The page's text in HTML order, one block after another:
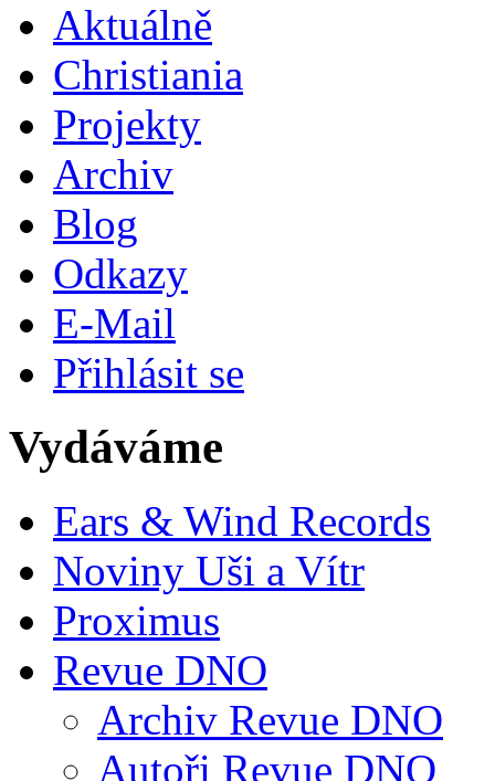
Aktuálně
Christiania
Projekty
Archiv
Blog
Odkazy
E-Mail
Přihlásit se
Vydáváme
Ears & Wind Records
Noviny Uši a Vítr
Proximus
Revue DNO
Archiv Revue DNO
Autoři Revue DNO